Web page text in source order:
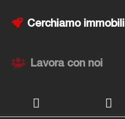
Cerchiamo immobili
Lavora con noi